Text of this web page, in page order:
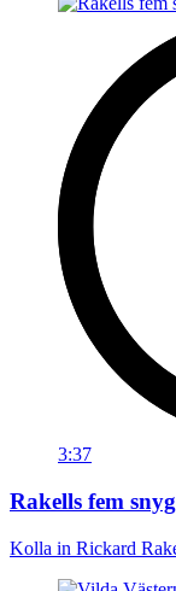
3:37
Rakells fem
Kolla in Rickard